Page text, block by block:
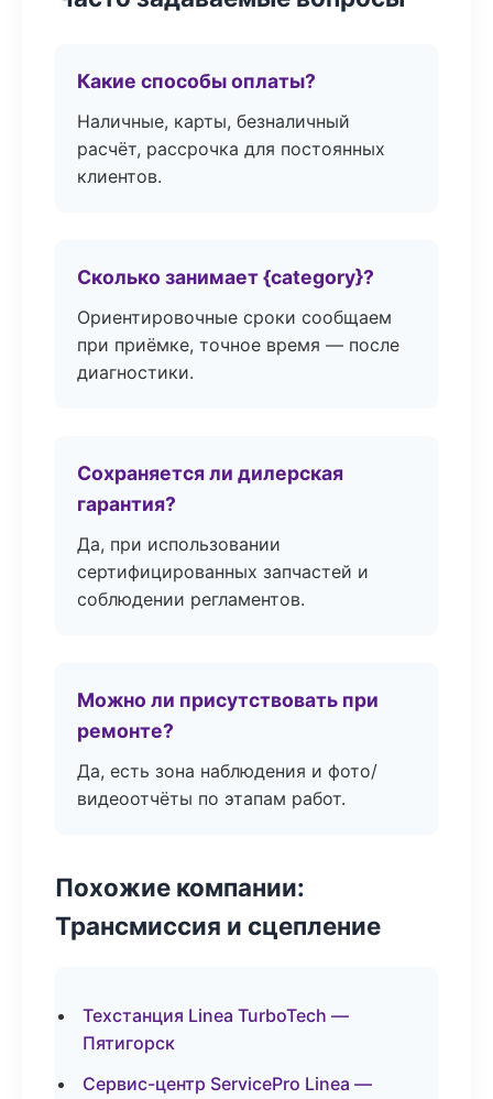
Какие способы оплаты?
Наличные, карты, безналичный
расчёт, рассрочка для постоянных
клиентов.
Сколько занимает {category}?
Ориентировочные сроки сообщаем
при приёмке, точное время — после
диагностики.
Сохраняется ли дилерская
гарантия?
Да, при использовании
сертифицированных запчастей и
соблюдении регламентов.
Можно ли присутствовать при
ремонте?
Да, есть зона наблюдения и фото/
видеоотчёты по этапам работ.
Похожие компании:
Трансмиссия и сцепление
Техстанция Linea TurboTech —
Пятигорск
Сервис-центр ServicePro Linea —